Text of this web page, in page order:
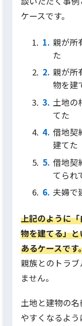
ケースです。
親が所
た
親が所
物を建
土地の
てた
借地契
建てた
借地契
てられ
夫婦で
上記のように
物を建てる」
あるケースです
親族とのトラ
ません。
土地と建物の
やすくなるよ